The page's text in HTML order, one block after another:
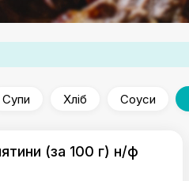
Супи Хліб Соуси
(за 100 г) н/ф